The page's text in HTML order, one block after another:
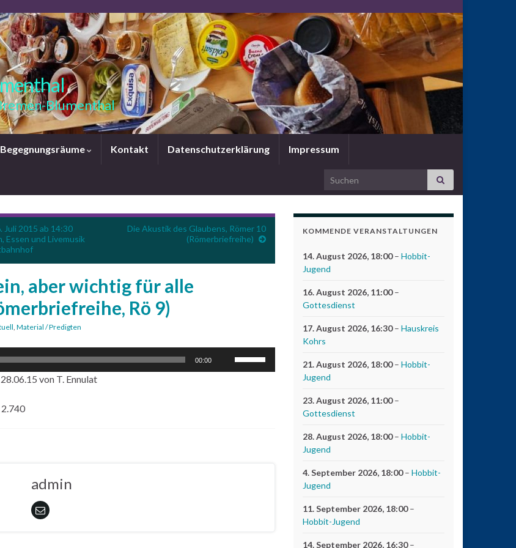
Blumenthal
Begegnungsräume Kontakt Datenschutzerklärung Impressum
Search for:
Juli 2015 ab 14:30
Essen und Livemusik
Die Akustik des Glaubens, Römer 10
(Römerbriefreihe)
aber wichtig für alle
Rö 9)
, Material / Predigten
00:00
von T. Ennulat
2.740
admin
KOMMENDE VERANSTALTUNGEN
14. August 2026, 18:00– Hobbit-
Jugend
16. August 2026, 11:00–
Gottesdienst
17. August 2026, 16:30– Hauskreis
Kohrs
21. August 2026, 18:00– Hobbit-
Jugend
23. August 2026, 11:00–
Gottesdienst
28. August 2026, 18:00– Hobbit-
Jugend
4. September 2026, 18:00– Hobbit-
Jugend
11. September 2026, 18:00–
Hobbit-Jugend
14. September 2026, 16:30–